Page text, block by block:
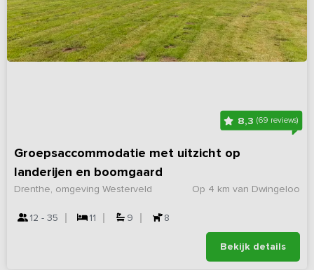
8,3 (69 reviews)
Groepsaccommodatie met uitzicht op
landerijen en boomgaard
Op 4 km van Dwingeloo
Drenthe, omgeving Westerveld
12 - 35 11 9 8
Bekijk details